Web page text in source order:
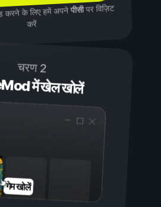
करने के लिए हमें अपनेपीसीपर विज़िट
करें
चरण 2
में खेल खोलें
गेम खोलें